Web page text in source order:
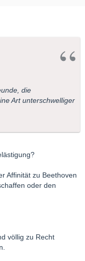
die
Art unterschwelliger
Affinität zu Beethoven
oder den
völlig zu Recht